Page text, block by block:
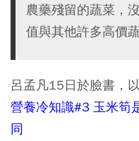
農藥殘留的蔬菜，
值與其他許多高價蔬
呂孟凡15日於臉書，
營養冷知識#3 玉米筍
同